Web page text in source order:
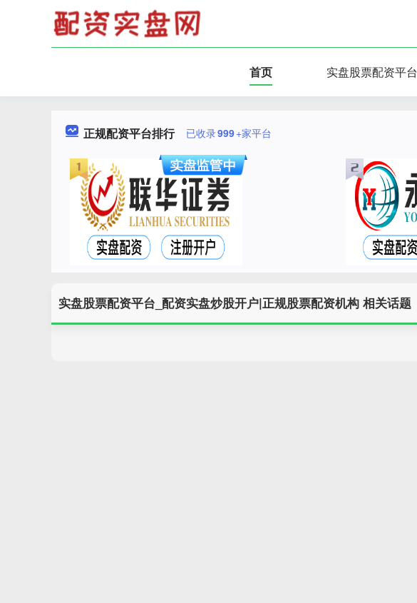
首页 实盘股票配资平台
正规配资平台排行 已收录999+家平台
实盘股票配资平台_配资实盘炒股开户|正规股票配资机构 相关话题